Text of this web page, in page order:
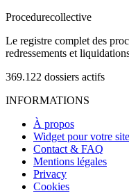
Procedurecollective
Le registre complet des
redressements et
369.122 dossiers actifs
INFORMATIONS
À propos
Widget pour votre site
Contact & FAQ
Mentions légales
Privacy
Cookies